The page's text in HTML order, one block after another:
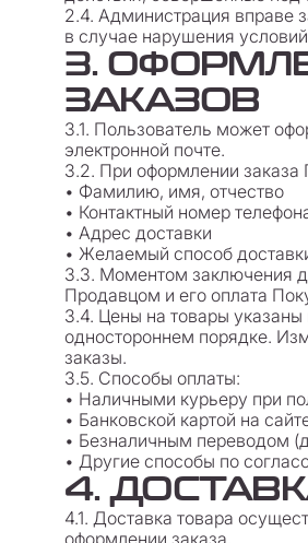
2.4. Администрация вправе
в случае нарушения
3.
ЗАКАЗОВ
3.1. Пользователь может
электронной почте.
3.2. При оформлении заказа
• Фамилию, имя, отчество
• Контактный номер
• Адрес доставки
• Желаемый способ
3.3. Моментом заключения
Продавцом и его оплата
3.4. Цены на товары
одностороннем порядке.
заказы.
3.5. Способы оплаты:
• Наличными курьеру при
• Банковской картой на
• Безналичным переводом
• Другие способы по
4.
4.1. Доставка товара
оформлении заказа.